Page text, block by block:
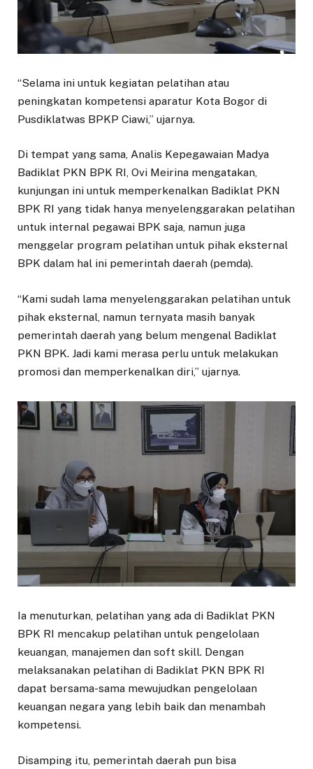
“Selama ini untuk kegiatan pelatihan atau
peningkatan kompetensi aparatur Kota Bogor di
Pusdiklatwas BPKP Ciawi,” ujarnya.
Di tempat yang sama, Analis Kepegawaian Madya
Badiklat PKN BPK RI, Ovi Meirina mengatakan,
kunjungan ini untuk memperkenalkan Badiklat PKN
BPK RI yang tidak hanya menyelenggarakan pelatihan
untuk internal pegawai BPK saja, namun juga
menggelar program pelatihan untuk pihak eksternal
BPK dalam hal ini pemerintah daerah (pemda).
“Kami sudah lama menyelenggarakan pelatihan untuk
pihak eksternal, namun ternyata masih banyak
pemerintah daerah yang belum mengenal Badiklat
PKN BPK. Jadi kami merasa perlu untuk melakukan
promosi dan memperkenalkan diri,” ujarnya.
Ia menuturkan, pelatihan yang ada di Badiklat PKN
BPK RI mencakup pelatihan untuk pengelolaan
keuangan, manajemen dan soft skill. Dengan
melaksanakan pelatihan di Badiklat PKN BPK RI
dapat bersama-sama mewujudkan pengelolaan
keuangan negara yang lebih baik dan menambah
kompetensi.
Disamping itu, pemerintah daerah pun bisa